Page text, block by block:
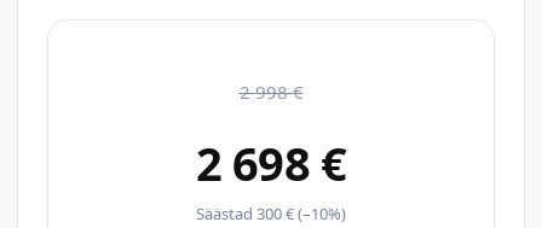
2 998 €
2 698 €
Säästad 300 € (–10%)